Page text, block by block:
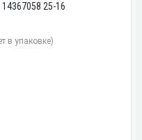
25-16
в упаковке)